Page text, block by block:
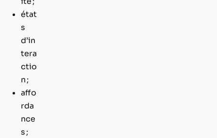
état
s
d’in
tera
ctio
n ;
affo
rda
nce
s ;